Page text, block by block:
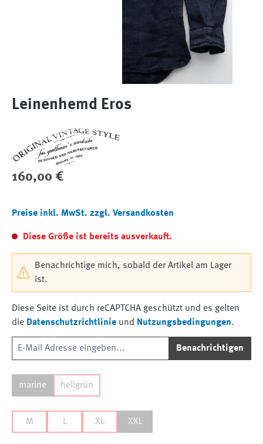
Leinenhemd Eros
Regulärer Preis:
160,00 €
Preise inkl. MwSt. zzgl. Versandkosten
Diese Größe ist bereits ausverkauft.
Benachrichtige mich, sobald der Artikel am Lager
ist.
Diese Seite ist durch reCAPTCHA geschützt und es gelten
die Datenschutzrichtlinie und Nutzungsbedingungen.
Benachrichtigen
marine hellgrün
M L XL XXL